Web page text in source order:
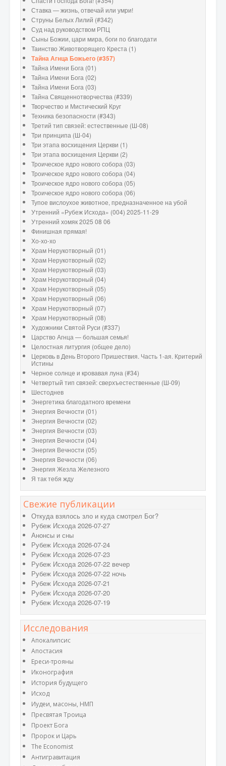
Ставка — жизнь, отвечай или умри!
Струны Белых Лилий (#342)
Суд над руководством РПЦ
Сыны Божии, цари мира, боги по благодати
Таинство Животворящего Креста (1)
Тайна Агнца Божьего (#357)
Тайна Имени Бога (01)
Тайна Имени Бога (02)
Тайна Имени Бога (03)
Тайна Священнотворчества (#339)
Творчество и Мистический Круг
Техника безопасности (#343)
Третий тип связей: естественные (Ш-08)
Три принципа (Ш-04)
Три этапа восхищения Церкви (1)
Три этапа восхищения Церкви (2)
Троическое ядро нового собора (03)
Троическое ядро нового собора (04)
Троическое ядро нового собора (05)
Троическое ядро нового собора (06)
Тупое вислоухое животное, предназначенное на убой
Утренний «Рубеж Исхода» (004) 2025-11-29
Утренний хомяк 2025 08 06
Финишная прямая!
Хо-хо-хо
Храм Нерукотворный (01)
Храм Нерукотворный (02)
Храм Нерукотворный (03)
Храм Нерукотворный (04)
Храм Нерукотворный (05)
Храм Нерукотворный (06)
Храм Нерукотворный (07)
Храм Нерукотворный (08)
Художники Святой Руси (#337)
Царство Агнца — большая семья!
Целостная литургия (общее дело)
Церковь в День Второго Пришествия. Часть 1-ая. Критерий
Истины
Черное солнце и кровавая луна (#34)
Четвертый тип связей: сверхъестественные (Ш-09)
Шестоднев
Энергетика благодатного времени
Энергия Вечности (01)
Энергия Вечности (02)
Энергия Вечности (03)
Энергия Вечности (04)
Энергия Вечности (05)
Энергия Вечности (06)
Энергия Жезла Железного
Я так тебя жду
Свежие публикации
Откуда взялось зло и куда смотрел Бог?
Рубеж Исхода 2026-07-27
Анонсы и сны
Рубеж Исхода 2026-07-24
Рубеж Исхода 2026-07-23
Рубеж Исхода 2026-07-22 вечер
Рубеж Исхода 2026-07-22 ночь
Рубеж Исхода 2026-07-21
Рубеж Исхода 2026-07-20
Рубеж Исхода 2026-07-19
Исследования
Апокалипсис
Апостасия
Ереси-трояны
Иконография
История будущего
Исход
Иудеи, масоны, НМП
Пресвятая Троица
Проект Бога
Пророк и Царь
The Economist
Антигравитация